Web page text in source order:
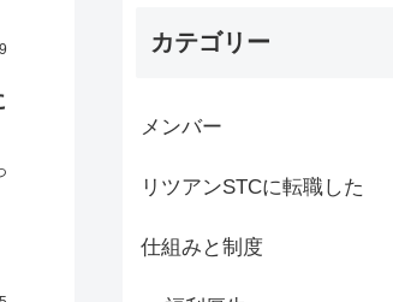
カテゴリー
メンバー
リツアンSTCに転職した
仕組みと制度